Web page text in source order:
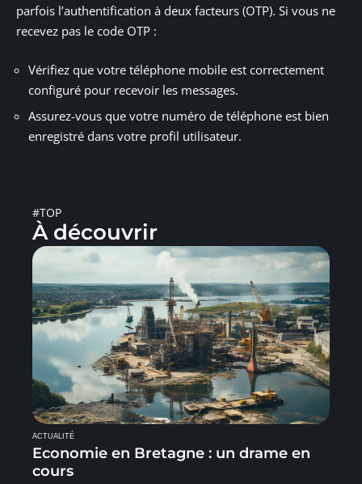
parfois l’authentification à deux facteurs (OTP). Si vous ne
recevez pas le code OTP :
Vérifiez que votre téléphone mobile est correctement
configuré pour recevoir les messages.
Assurez-vous que votre numéro de téléphone est bien
enregistré dans votre profil utilisateur.
#TOP
À découvrir
ACTUALITÉ
Economie en Bretagne : un drame en
cours